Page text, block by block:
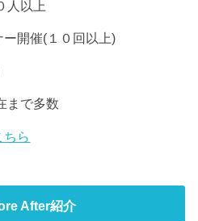
人以上
開催(１０回以上)
まで多数
ちら
After紹介